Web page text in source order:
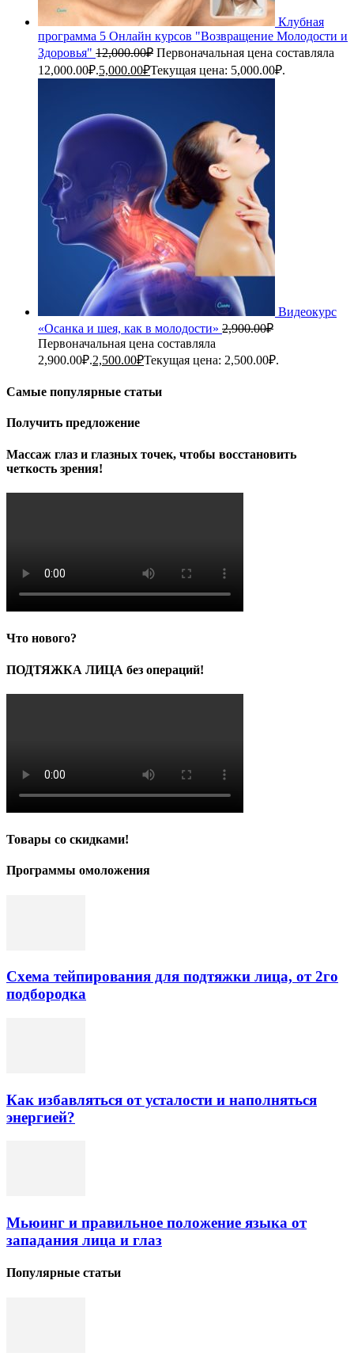
Клубная
программа 5 Онлайн курсов "Возвращение Молодости и
Здоровья" 12,000.00₽ Первоначальная цена составляла
12,000.00₽.5,000.00₽Текущая цена: 5,000.00₽.
Видеокурс
«Осанка и шея, как в молодости» 2,900.00₽
Первоначальная цена составляла
2,900.00₽.2,500.00₽Текущая цена: 2,500.00₽.
Самые популярные статьи
Получить предложение
Массаж глаз и глазных точек, чтобы восстановить
четкость зрения!
Что нового?
ПОДТЯЖКА ЛИЦА без операций!
Товары со скидками!
Программы омоложения
Схема тейпирования для подтяжки лица, от 2го
подбородка
Как избавляться от усталости и наполняться
энергией?
Мьюинг и правильное положение языка от
западания лица и глаз
Популярные статьи